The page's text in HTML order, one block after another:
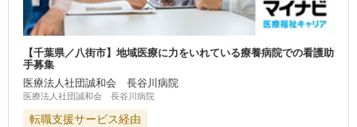
【千葉県／八街市】地域医療に力をいれている療養病院での看護助
手募集
医療法人社団誠和会 長谷川病院
医療法人社団誠和会 長谷川病院
転職支援サービス経由